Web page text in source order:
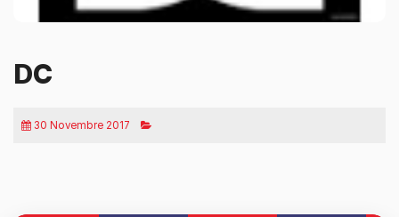
DC
30 Novembre 2017